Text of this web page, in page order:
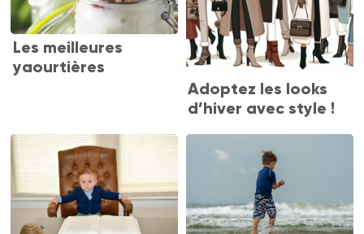
Les meilleures
yaourtières
Adoptez les looks
d’hiver avec style !